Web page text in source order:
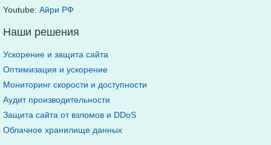
Youtube: Айри РФ
Наши решения
Ускорение и защита сайта
Оптимизация и ускорение
Мониторинг скорости и доступности
Аудит производительности
Защита сайта от взломов и DDoS
Облачное хранилище данных